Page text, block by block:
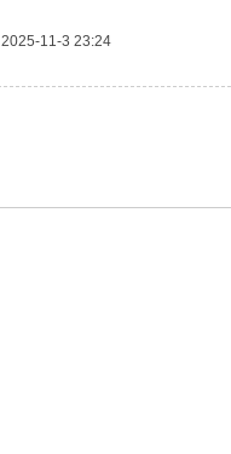
2025-11-3 23:24